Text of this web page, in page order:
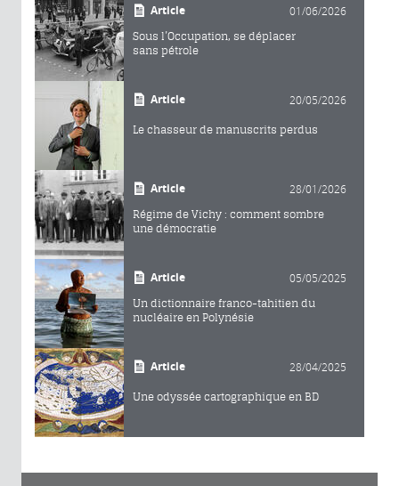
Article 01/06/2026
Sous l’Occupation, se déplacer
sans pétrole
Article 20/05/2026
Le chasseur de manuscrits perdus
Article 28/01/2026
Régime de Vichy : comment sombre
une démocratie
Article 05/05/2025
Un dictionnaire franco-tahitien du
nucléaire en Polynésie
Article 28/04/2025
Une odyssée cartographique en BD